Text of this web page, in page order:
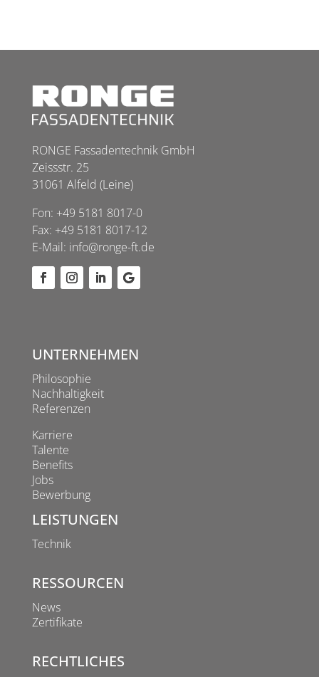
RONGE Fassadentechnik GmbH
Zeissstr. 25
31061 Alfeld (Leine)
Fon: +49 5181 8017-0
Fax: +49 5181 8017-12
E-Mail: info@ronge-ft.de
UNTERNEHMEN
Philosophie
Nachhaltigkeit
Referenzen
Karriere
Talente
Benefits
Jobs
Bewerbung
LEISTUNGEN
Technik
RESSOURCEN
News
Zertifikate
RECHTLICHES